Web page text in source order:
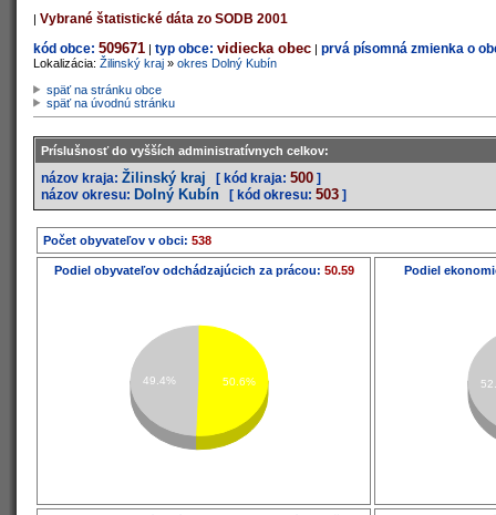
| Vybrané štatistické dáta zo SODB 2001
kód obce: 509671 | typ obce: vidiecka obec | prvá písomná zmienka o
Lokalizácia: Žilinský kraj » okres Dolný Kubín
späť na stránku obce
späť na úvodnú stránku
Príslušnosť do vyšších administratívnych celkov:
názov kraja: Žilinský kraj [ kód kraja: 500 ]
názov okresu: Dolný Kubín [ kód okresu: 503 ]
Počet obyvateľov v obci: 538
Podiel obyvateľov odchádzajúcich za prácou: 50.59
49.4% 50.6%
Podiel